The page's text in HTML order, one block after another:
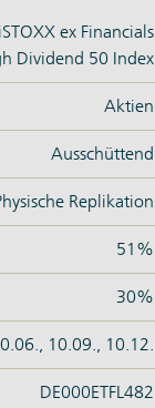
ex Financials
Dividend 50 Index
Aktien
Ausschüttend
Replikation
51%
30%
10.09., 10.12.
DE000ETFL482